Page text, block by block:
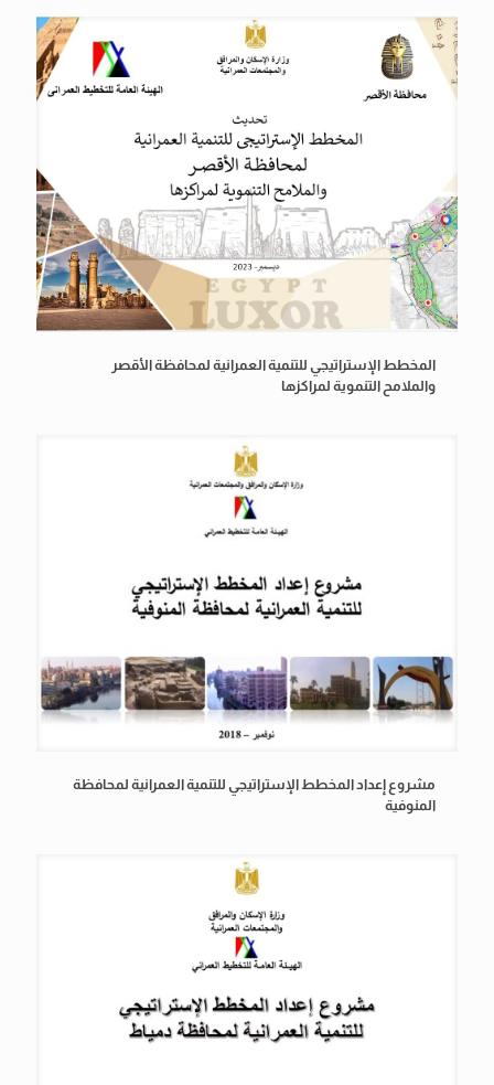
المخطط الإستراتيجي للتنمية العمرانية لمحافظة الأقصر
والملامح التنموية لمراكزها
مشروع إعداد المخطط الإستراتيجي للتنمية العمرانية لمحافظة
المنوفية